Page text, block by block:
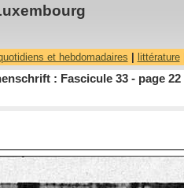
et hebdomadaires littérature|
: Fascicule 33 - page 22